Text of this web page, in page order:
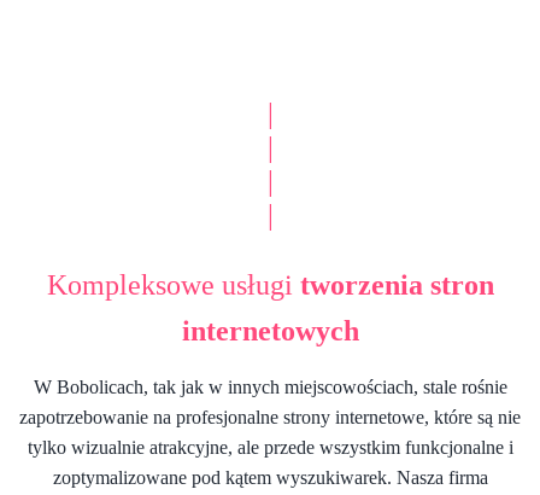
|
|
|
|
Kompleksowe usługi tworzenia stron
internetowych
W Bobolicach, tak jak w innych miejscowościach, stale rośnie
zapotrzebowanie na profesjonalne strony internetowe, które są nie
tylko wizualnie atrakcyjne, ale przede wszystkim funkcjonalne i
zoptymalizowane pod kątem wyszukiwarek. Nasza firma